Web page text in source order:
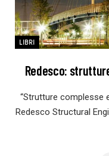
LIBRI
Redesco:
“Strutture complesse
Redesco Structural